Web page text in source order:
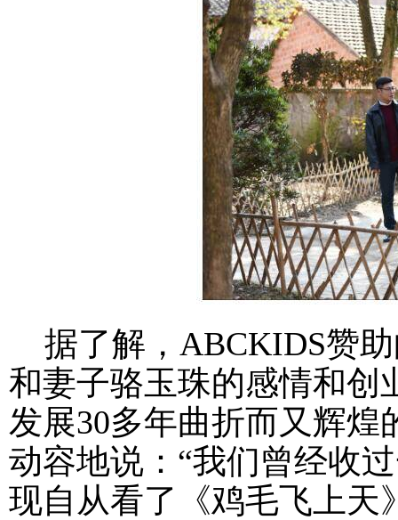
据了解，ABCKIDS赞
和妻子骆玉珠的感情和创
发展30多年曲折而又辉
动容地说：“我们曾经收
现自从看了《鸡毛飞上天